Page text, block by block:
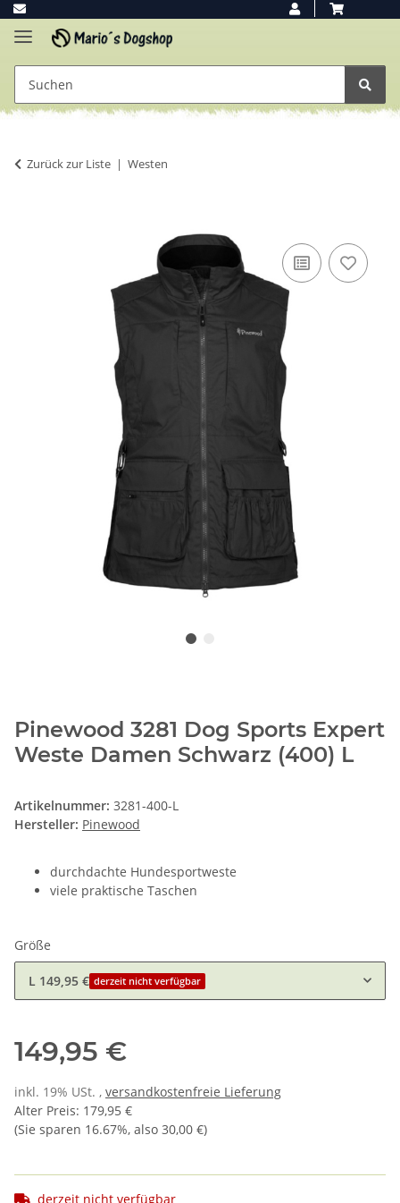
Zurück zur Liste Westen
Pinewood 3281 Dog Sports Expert
Weste Damen Schwarz (400) L
Artikelnummer: 3281-400-L
Hersteller: Pinewood
durchdachte Hundesportweste
viele praktische Taschen
Größe
L 149,95 € derzeit nicht verfügbar
149,95 €
inkl. 19% USt. , versandkostenfreie Lieferung
Alter Preis: 179,95 €
(Sie sparen 16.67%, also 30,00 €)
derzeit nicht verfügbar